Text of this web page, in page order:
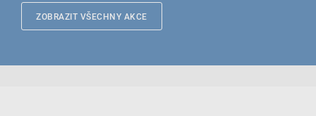
ZOBRAZIT VŠECHNY AKCE